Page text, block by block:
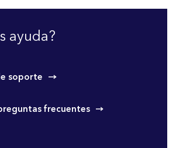
ayuda?
soporte
frecuentes